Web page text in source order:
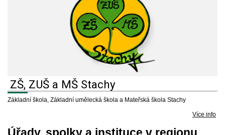
ZŠ, ZUŠ a MŠ Stachy
Základní škola, Základní umělecká škola a Mateřská škola Stachy
Více info